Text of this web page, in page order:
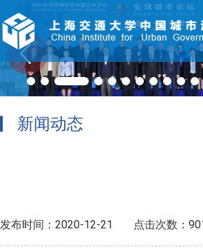
新闻动态
发布时间：2020-12-21 点击次数：